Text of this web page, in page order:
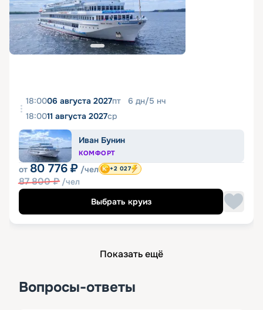
18:0006 августа 2027пт 6 дн/5 нч
18:0011 августа 2027ср
Иван Бунин
КОМФОРТ
от 80 776 ₽ /чел
87 800₽ /чел
+2 027
Выбрать круиз
Показать ещё
Вопросы-ответы